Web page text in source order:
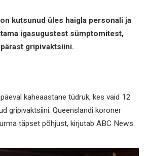
kutsunud üles haigla personali ja
igasugustest sümptomitest,
gripivaktsiini.
kaheaastane tüdruk, kes vaid 12
gripivaktsiini. Queenslandi koroner
täpset põhjust, kirjutab ABC News.